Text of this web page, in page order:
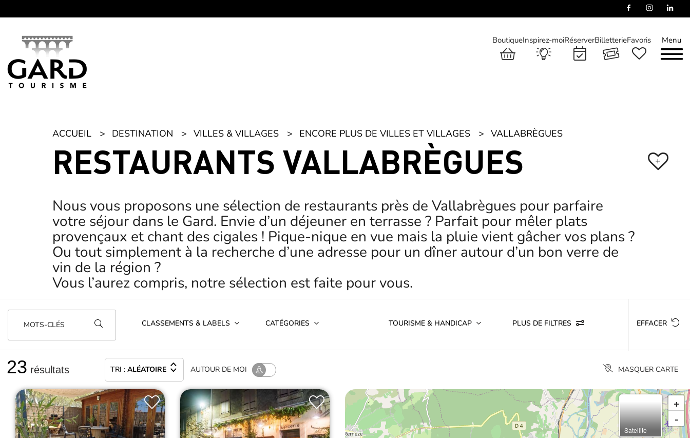
Menu
BoutiqueInspirez-moiRéserverBilletterieFavoris
ACCUEIL DESTINATION VILLES & VILLAGES ENCORE PLUS DE VILLES ET VILLAGES VALLABRÈGUES
RESTAURANTS VALLABRÈGUES +
Nous vous proposons une sélection de restaurants près de Vallabrègues pour parfaire
votre séjour dans le Gard. Envie d’un déjeuner en terrasse ? Parfait pour mêler plats
provençaux et chant des cigales ! Pique-nique en vue mais la pluie vient gâcher vos plans ?
Ou tout simplement à la recherche d’une adresse pour un dîner autour d’un bon verre de
vin de la région ?
Vous l’aurez compris, notre sélection est faite pour vous.
MOTS-CLÉS CLASSEMENTS & LABELS CATÉGORIES TOURISME & HANDICAP PLUS DE FILTRES EFFACER
23 résultats TRI : ALÉATOIRE AUTOUR DE MOI MASQUER CARTE
+
-
Satellite